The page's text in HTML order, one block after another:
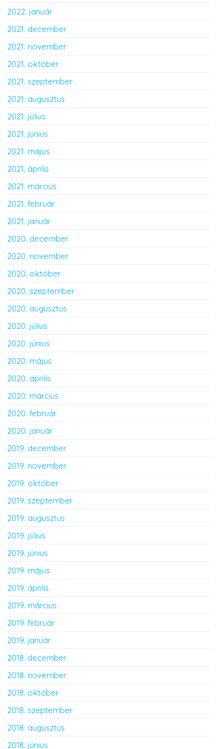
2022. január
2021. december
2021. november
2021. október
2021. szeptember
2021. augusztus
2021. július
2021. június
2021. május
2021. április
2021. március
2021. február
2021. január
2020. december
2020. november
2020. október
2020. szeptember
2020. augusztus
2020. július
2020. június
2020. május
2020. április
2020. március
2020. február
2020. január
2019. december
2019. november
2019. október
2019. szeptember
2019. augusztus
2019. július
2019. június
2019. május
2019. április
2019. március
2019. február
2019. január
2018. december
2018. november
2018. október
2018. szeptember
2018. augusztus
2018. június